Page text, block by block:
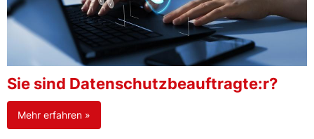
Sie sind Datenschutzbeauftragte:r?
Mehr erfahren »